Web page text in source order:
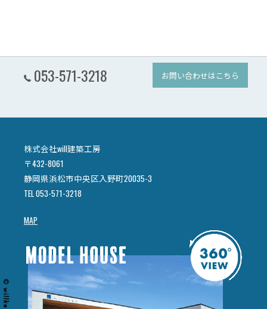
053-571-3218 お問い合わせはこちら
株式会社will建築工房
〒432-8061
静岡県浜松市中央区入野町20035-3
TEL 053-571-3218
MAP